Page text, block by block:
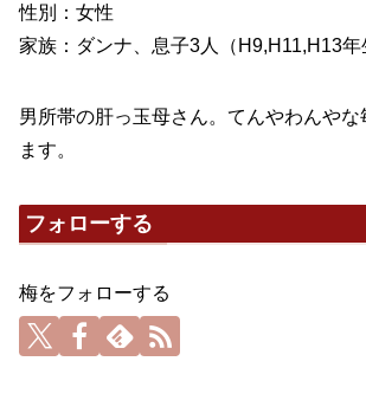
性別：女性
家族：ダンナ、息子3人（H9,H11,H13年
男所帯の肝っ玉母さん。てんやわんや
ます。
フォローする
梅をフォローする